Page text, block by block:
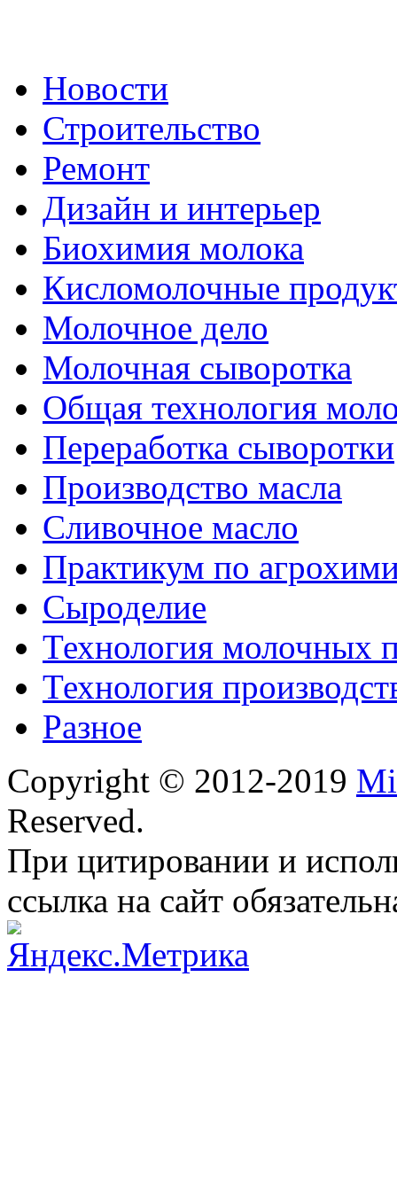
Новости
Строительство
Ремонт
Дизайн и интерьер
Биохимия молока
Кисломолочные
Молочное дело
Молочная сыворотка
Общая технология
Переработка сыворотки
Производство масла
Сливочное масло
Практикум по
Сыроделие
Технология молочных
Технология
Разное
Copyright © 2012-2019
Reserved.
При цитировании и
ссылка на сайт